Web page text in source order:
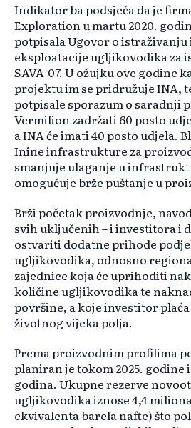
Indikator ba podsjeća da je
Exploration u martu 2020.
potpisala Ugovor o
eksploatacije ugljikovodika za
SAVA-07. U ožujku ove godine
projektu im se pridružuje INA,
potpisale sporazum o saradnji
Vermilion zadržati 60 posto
a INA će imati 40 posto udjela.
Inine infrastrukture za
smanjuje ulaganje u
omogućuje brže puštanje u
Brži početak proizvodnje,
svih uključenih – i investitora i
ostvariti dodatne prihode
ugljikovodika, odnosno
zajednice koja će uprihoditi
količine ugljikovodika te
površine, a koje investitor
životnog vijeka polja.
Prema proizvodnim profilima
planiran je tokom 2025. godine
godina. Ukupne rezerve
ugljikovodika iznose 4,4
ekvivalenta barela nafte) što